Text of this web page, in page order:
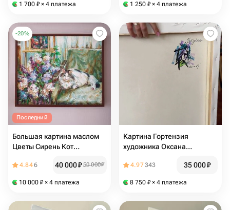
1 700 ₽ × 4 платежа 1 250 ₽ × 4 платежа
-20%
Последний
Большая картина маслом
Цветы Сирень Кот
4.846 40 000₽ 50 000₽
10 000 ₽ × 4 платежа
Картина Гортензия
художника Оксана
60/60
4.97343 35 000₽
8 750 ₽ × 4 платежа